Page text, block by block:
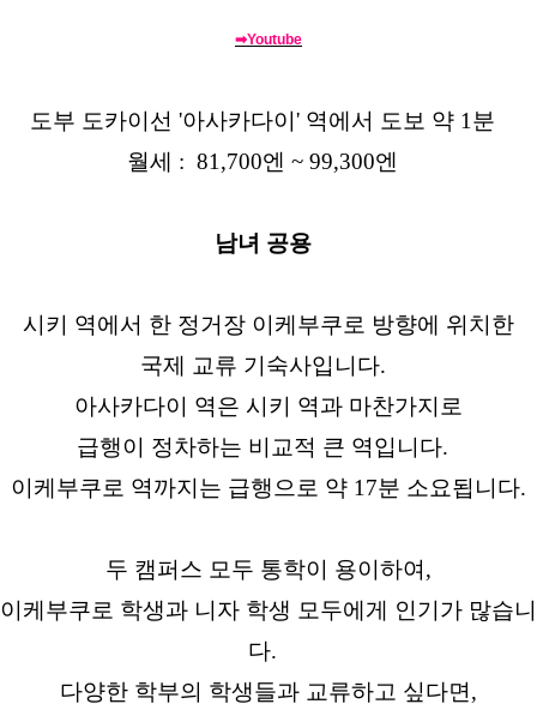
➡Youtube
도부 도카이선 '아사카다이' 역에서 도보 약 1분
월세 : 81,700엔 ~ 99,300엔
남녀 공용
시키 역에서 한 정거장 이케부쿠로 방향에 위치한
국제 교류 기숙사입니다.
아사카다이 역은 시키 역과 마찬가지로
급행이 정차하는 비교적 큰 역입니다.
이케부쿠로 역까지는 급행으로 약 17분 소요됩니다.
두 캠퍼스 모두 통학이 용이하여,
이케부쿠로 학생과 니자 학생 모두에게 인기가 많습니
다.
다양한 학부의 학생들과 교류하고 싶다면,